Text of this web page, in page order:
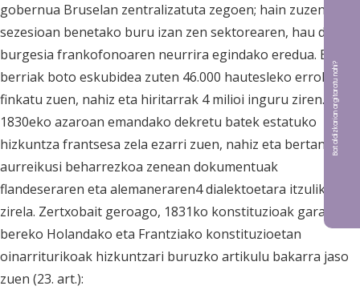
gobernua Bruselan zentralizatuta zegoen; hain zuzen,
sezesioan benetako buru izan zen sektorearen, hau da,
burgesia frankofonoaren neurrira egindako eredua. Estatu
berriak boto eskubidea zuten 46.000 hautesleko errolda
finkatu zuen, nahiz eta hiritarrak 4 milioi inguru ziren.
1830eko azaroan emandako dekretu batek estatuko
hizkuntza frantsesa zela ezarri zuen, nahiz eta bertan
aurreikusi beharrezkoa zenean dokumentuak
flandeseraren eta alemaneraren4 dialektoetara itzuliko
zirela. Zertxobait geroago, 1831ko konstituzioak garai
bereko Holandako eta Frantziako konstituzioetan
oinarriturikoak hizkuntzari buruzko artikulu bakarra jaso
zuen (23. art.):
Bat aldizkarian argitaratu nahi?